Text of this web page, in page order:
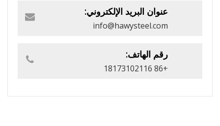
عنوان البريد الإلكتروني:
info@hawysteel.com
رقم الهاتف:
+86 18173102116